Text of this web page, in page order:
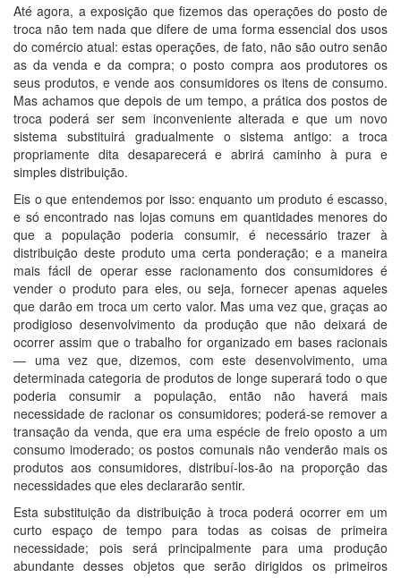
Até agora, a exposição que fizemos das operações do posto de
troca não tem nada que difere de uma forma essencial dos usos
do comércio atual: estas operações, de fato, não são outro senão
as da venda e da compra; o posto compra aos produtores os
seus produtos, e vende aos consumidores os itens de consumo.
Mas achamos que depois de um tempo, a prática dos postos de
troca poderá ser sem inconveniente alterada e que um novo
sistema substituirá gradualmente o sistema antigo: a troca
propriamente dita desaparecerá e abrirá caminho à pura e
simples distribuição.
Eis o que entendemos por isso: enquanto um produto é escasso,
e só encontrado nas lojas comuns em quantidades menores do
que a população poderia consumir, é necessário trazer à
distribuição deste produto uma certa ponderação; e a maneira
mais fácil de operar esse racionamento dos consumidores é
vender o produto para eles, ou seja, fornecer apenas aqueles
que darão em troca um certo valor. Mas uma vez que, graças ao
prodigioso desenvolvimento da produção que não deixará de
ocorrer assim que o trabalho for organizado em bases racionais
— uma vez que, dizemos, com este desenvolvimento, uma
determinada categoria de produtos de longe superará todo o que
poderia consumir a população, então não haverá mais
necessidade de racionar os consumidores; poderá-se remover a
transação da venda, que era uma espécie de freio oposto a um
consumo imoderado; os postos comunais não venderão mais os
produtos aos consumidores, distribuí-los-ão na proporção das
necessidades que eles declararão sentir.
Esta substituição da distribuição à troca poderá ocorrer em um
curto espaço de tempo para todas as coisas de primeira
necessidade; pois será principalmente para uma produção
abundante desses objetos que serão dirigidos os primeiros